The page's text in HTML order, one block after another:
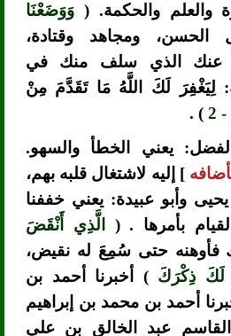
والعلم والحكمة. ( وَوَضَعْنَا
الحسن، ومجاهد وقتادة،
عنك الذي سلف منك في
لِيَغْفِرَ لَكَ اللَّهُ مَا تَقَدَّمَ مِنْ
2
) .
يعني الخطأ والسهو.
] إليه لاشتغال قلبه بهم،
وأبو عبيدة: يعني خففنا
بأمرها . ( الَّذِي أَنْقَضَ
فأوهنه حتى سُمِعَ له نقيض،
لَكَ ذِكْرَكَ) أخبرنا أحمد بن
أحمد بن محمد بن إبراهيم
القاسم عبد الخالق بن علي